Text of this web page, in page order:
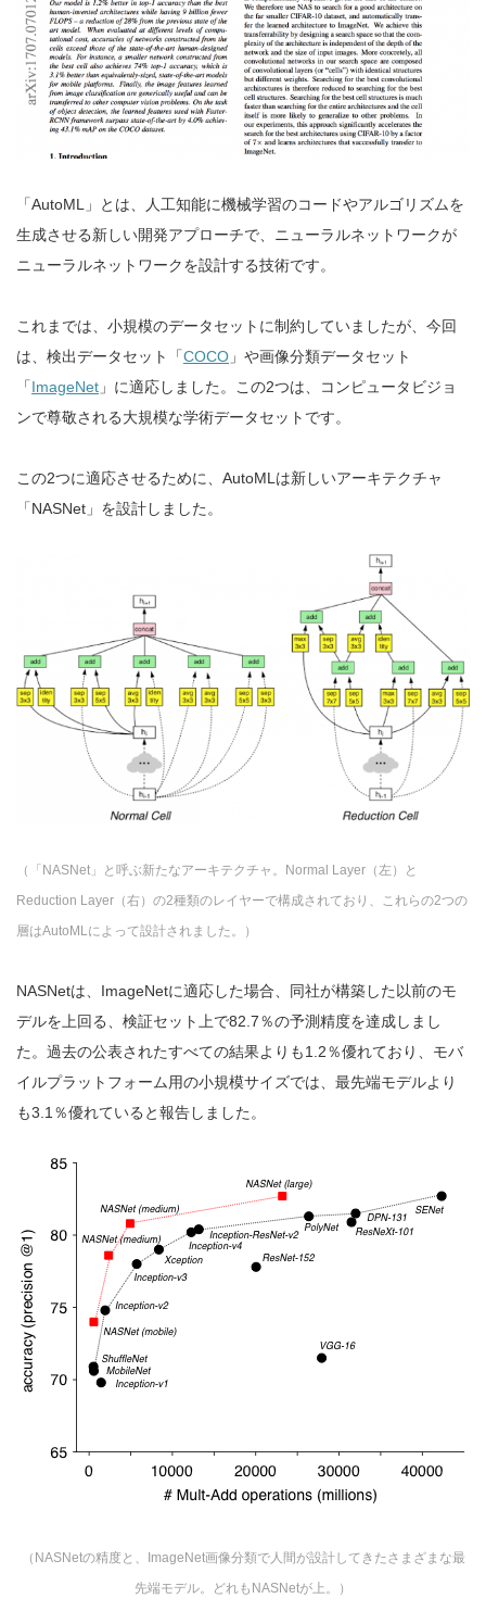
「AutoML」とは、人工知能に機械学習のコードやアルゴリズムを
生成させる新しい開発アプローチで、ニューラルネットワークが
ニューラルネットワークを設計する技術です。
これまでは、小規模のデータセットに制約していましたが、今回
は、検出データセット「COCO 」や画像分類データセット
「ImageNet 」に適応しました。この2つは、コンピュータビジョ
ンで尊敬される大規模な学術データセットです。
この2つに適応させるために、AutoMLは新しいアーキテクチャ
「NASNet」を設計しました。
（「NASNet」と呼ぶ新たなアーキテクチャ。Normal Layer（左）と
Reduction Layer（右）の2種類のレイヤーで構成されており、これらの2つの
層はAutoMLによって設計されました。）
NASNetは、ImageNetに適応した場合、同社が構築した以前のモ
デルを上回る、検証セット上で82.7％の予測精度を達成しまし
た。過去の公表されたすべての結果よりも1.2％優れており、モバ
イルプラットフォーム用の小規模サイズでは、最先端モデルより
も3.1％優れていると報告しました。
（NASNetの精度と、ImageNet画像分類で人間が設計してきたさまざまな最
先端モデル。どれもNASNetが上。）